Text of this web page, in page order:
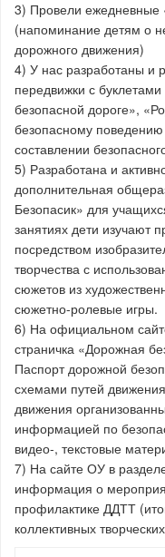
3) Провели ежедневные
(напоминание детям о
дорожного движения)
4) У нас разработаны и
передвижки с
безопасной дороге»,
безопасному
составлении
5) Разработана и
дополнительная
Безопасик» для
занятиях дети изучают
посредством
творчества с
сюжетов из
сюжетно-ролевые игры.
6) На официальном
страничка «Дорожная
Паспорт дорожной
схемами путей
движения
информацией по
видео-, текстовые
7) На сайте ОУ в
информация о
профилактике ДДТТ
коллективных